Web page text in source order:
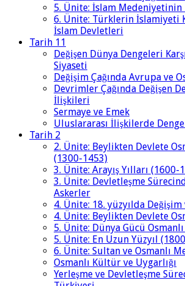
5. Ünite: İslam Medeniyetinin
6. Ünite: Türklerin İslamiyeti
İslam Devletleri
Tarih 11
Değişen Dünya Dengeleri
Siyaseti
Değişim Çağında Avrupa ve
Devrimler Çağında Değişen
İlişkileri
Sermaye ve Emek
Uluslararası İlişkilerde
Tarih 2
2. Ünite: Beylikten Devlete
(1300-1453)
3. Ünite: Arayış Yılları (1600-
3. Ünite: Devletleşme
Askerler
4. Ünite: 18. yüzyılda
4. Ünite: Beylikten Devlete
5. Ünite: Dünya Gücü
5. Ünite: En Uzun Yüzyıl
6. Ünite: Sultan ve Osmanlı
Osmanlı Kültür ve Uygarlığı
Yerleşme ve Devletleşme